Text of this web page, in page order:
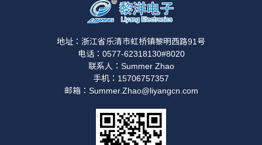
地址：浙江省乐清市虹桥镇黎明西路91号
电话：0577-62318130#8020
联系人：Summer Zhao
手机：15706757357
邮箱：Summer.Zhao@liyangcn.com